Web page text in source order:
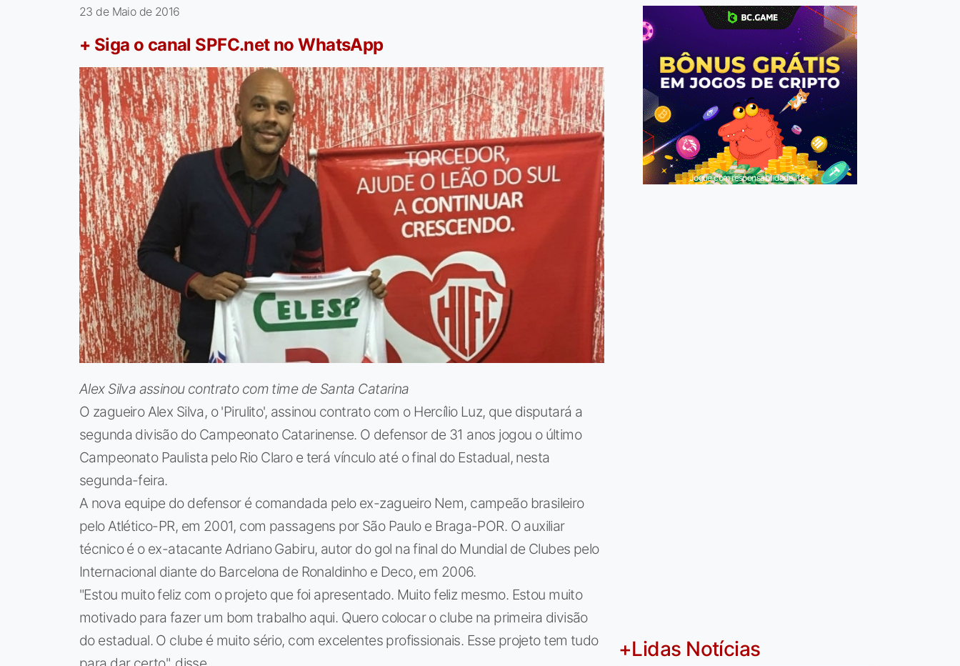
23 de Maio de 2016
+ Siga o canal SPFC.net no WhatsApp
Alex Silva assinou contrato com time de Santa Catarina
O zagueiro Alex Silva, o 'Pirulito', assinou contrato com o Hercílio Luz, que disputará a
segunda divisão do Campeonato Catarinense. O defensor de 31 anos jogou o último
Campeonato Paulista pelo Rio Claro e terá vínculo até o final do Estadual, nesta
segunda-feira.
A nova equipe do defensor é comandada pelo ex-zagueiro Nem, campeão brasileiro
pelo Atlético-PR, em 2001, com passagens por São Paulo e Braga-POR. O auxiliar
técnico é o ex-atacante Adriano Gabiru, autor do gol na final do Mundial de Clubes pelo
Internacional diante do Barcelona de Ronaldinho e Deco, em 2006.
"Estou muito feliz com o projeto que foi apresentado. Muito feliz mesmo. Estou muito
motivado para fazer um bom trabalho aqui. Quero colocar o clube na primeira divisão
do estadual. O clube é muito sério, com excelentes profissionais. Esse projeto tem tudo
Jogue com responsabilidade. 18+
+Lidas Notícias